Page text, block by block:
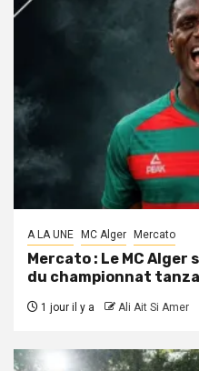
A LA UNE MC Alger Mercato
Mercato : Le MC
du championnat
1 jour il y a Ali Ait Si Amer